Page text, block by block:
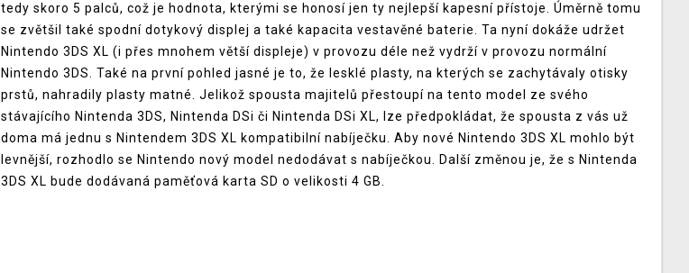
tedy skoro 5 palců, což je hodnota, kterými se honosí jen ty nejlepší kapesní přístoje. Úměrně tomu
se zvětšil také spodní dotykový displej a také kapacita vestavěné baterie. Ta nyní dokáže udržet
Nintendo 3DS XL (i přes mnohem větší displeje) v provozu déle než vydrží v provozu normální
Nintendo 3DS. Také na první pohled jasné je to, že lesklé plasty, na kterých se zachytávaly otisky
prstů, nahradily plasty matné. Jelikož spousta majitelů přestoupí na tento model ze svého
stávajícího Nintenda 3DS, Nintenda DSi či Nintenda DSi XL, lze předpokládat, že spousta z vás už
doma má jednu s Nintendem 3DS XL kompatibilní nabíječku. Aby nové Nintendo 3DS XL mohlo být
levnější, rozhodlo se Nintendo nový model nedodávat s nabíječkou. Další změnou je, že s Nintenda
3DS XL bude dodávaná paměťová karta SD o velikosti 4 GB.